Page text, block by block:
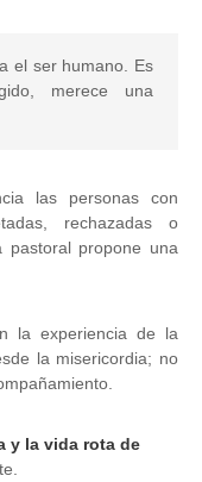
el ser humano. Es
merece una
las personas con
rechazadas o
pastoral propone una
la experiencia de la
la misericordia; no
y la vida rota de